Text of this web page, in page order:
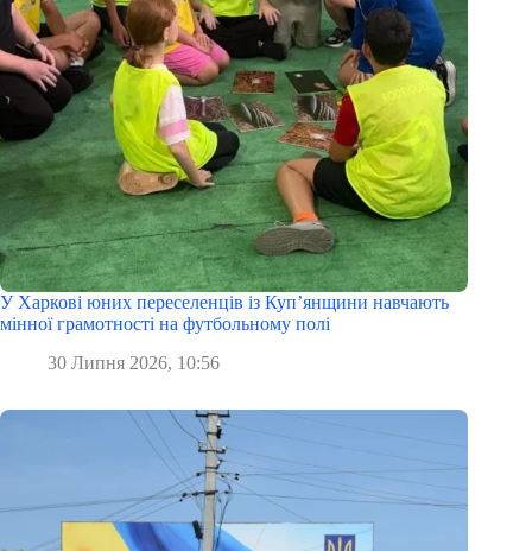
У Харкові юних переселенців із Куп’янщини навчають
мінної грамотності на футбольному полі
30 Липня 2026, 10:56